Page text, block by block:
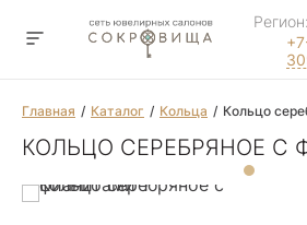
Регион:
Главная Каталог Кольца Кольцо
КОЛЬЦО СЕРЕБРЯНОЕ С